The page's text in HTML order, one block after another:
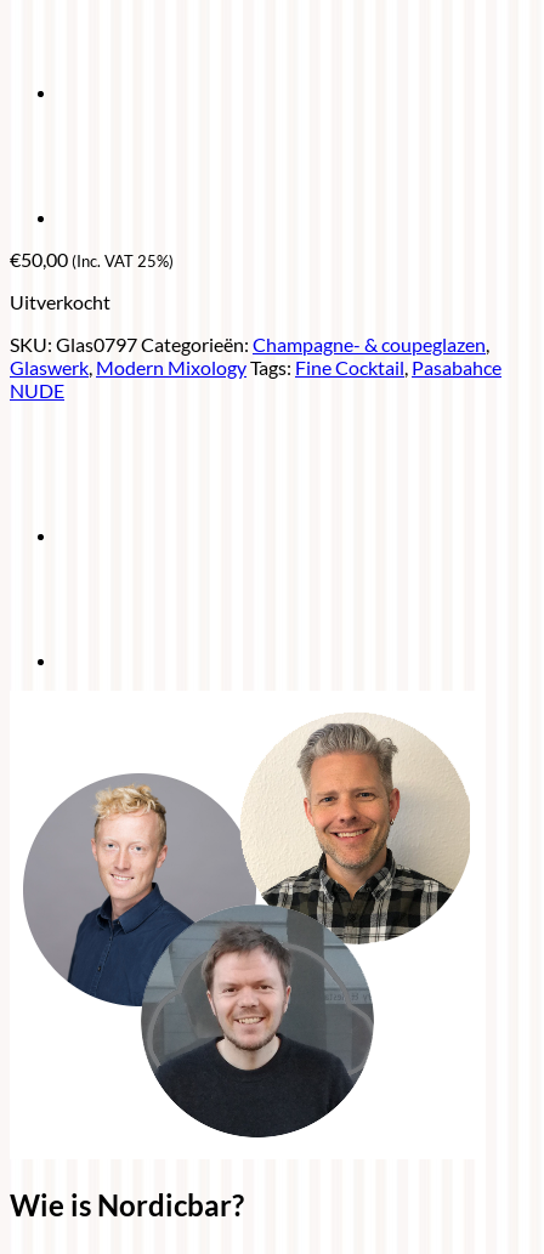
€50,00(Inc. VAT 25%)
Uitverkocht
SKU: Glas0797Categorieën: Champagne- & coupeglazen,
Glaswerk, Modern MixologyTags: Fine Cocktail, Pasabahce
NUDE
Wie is Nordicbar?